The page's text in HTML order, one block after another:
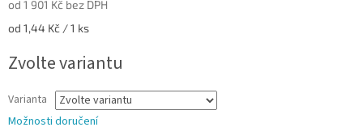
od 1 901 Kč bez DPH
Měrná
od 1,44 Kč / 1 ks
Zvolte variantu
Varianta
Možnosti doručení